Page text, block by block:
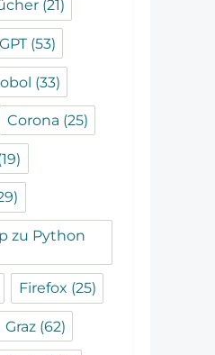
(21)
(53)
(33)
Corona (25)
zu Python
Firefox (25)
Graz(62)